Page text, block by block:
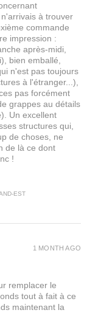
EST
à trouver
commande
impression :
après-midi,
bien emballé,
n'est pas toujours
à l'étranger...),
pas forcément
grappes au détails
Un excellent
structures qui,
de choses, ne
de là ce dont
!
remplacer le
tout à fait à ce
maintenant la
1 MONTH AGO